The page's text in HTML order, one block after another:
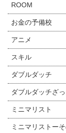
ROOM
お金の予備校
アニメ
スキル
ダブルダッチ
ダブルダッチざ
ミニマリスト
ミニマリストー